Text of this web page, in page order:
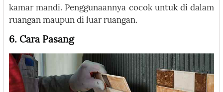
kamar mandi. Penggunaannya cocok untuk di dalam
ruangan maupun di luar ruangan.
6. Cara Pasang